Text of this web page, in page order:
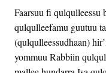
Faarsuu fi
qulqulleefamu guutuu
(qulqulleessudhaan)
yommuu Rabbiin